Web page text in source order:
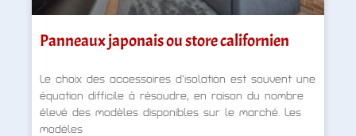
Panneaux japonais ou store californien
Le choix des accessoires d’isolation est souvent une
équation difficile à résoudre, en raison du nombre
élevé des modèles disponibles sur le marché. Les
modèles